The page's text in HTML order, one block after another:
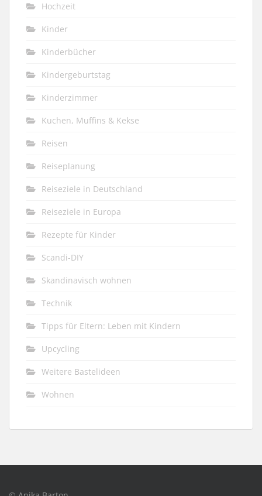
Hochzeit
Kinder
Kinderbücher
Kindergeburtstag
Kinderzimmer
Kuchen, Muffins & Kekse
Reisen
Reiseplanung
Reiseziele in Deutschland
Reiseziele in Europa
Rezepte für Kinder
Scandi-DIY
Skandinavisch wohnen
Technik
Tipps für Eltern: Leben mit Kindern
Upcycling
Weitere Bastelideen
Wohnen